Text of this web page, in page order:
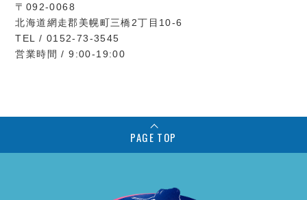
〒092-0068
北海道網走郡美幌町三橋2丁目10-6
TEL / 0152-73-3545
営業時間 / 9:00-19:00
PAGE TOP